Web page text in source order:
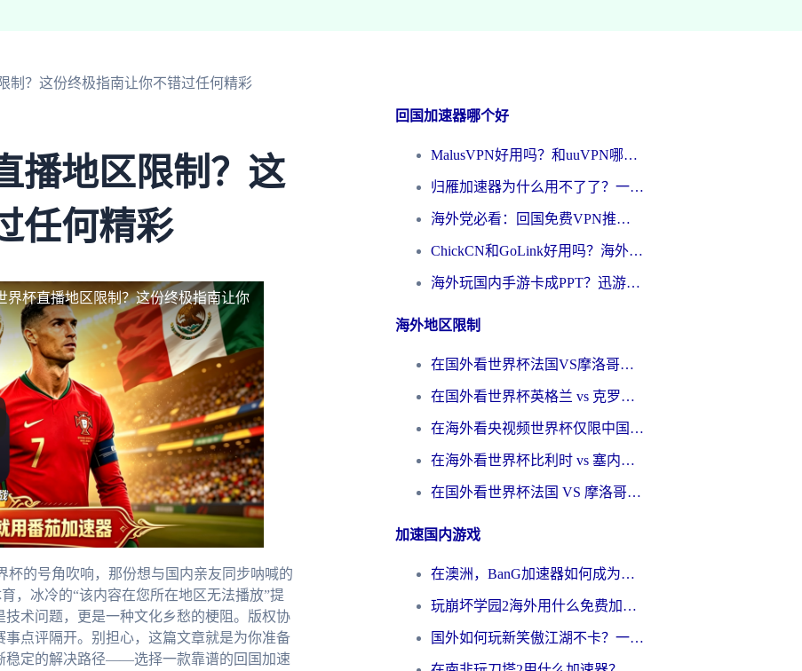
制？这份终极指南让你不错过任何精彩
播地区限制？这
任何精彩
界杯直播地区限制？这份终极指南让你
的号角吹响，那份想与国内亲友同步呐喊的
，冰冷的“该内容在您所在地区无法播放”提
术问题，更是一种文化乡愁的梗阻。版权协
点评隔开。别担心，这篇文章就是为你准备
稳定的解决路径——选择一款靠谱的回国加速
回国加速器哪个好
MalusVPN好用吗？和uuVPN哪个好？海外党无缝访问国内资源的真实对比与选择指南
归雁加速器为什么用不了了？一位海外游子的真实困惑与技术解答
海外党必看：回国免费VPN推荐？别踩坑！教你选对加速器无缝刷国内资源
ChickCN和GoLink好用吗？海外党如何选对回国加速器
海外玩国内手游卡成PPT？迅游和奇游手游哪个好？一篇讲透回国加速器怎么选
海外地区限制
在国外看世界杯法国VS摩洛哥地区限制？这篇指南让你流畅看中文解说无压力
在国外看世界杯英格兰 vs 克罗地亚当前地区不可播放？这篇指南帮你搞定所有海外观赛难题
在海外看央视频世界杯仅限中国大陆？这篇指南帮你解锁中文解说+无卡顿直播
在海外看世界杯比利时 vs 塞内加尔仅限中国大陆？我找到了最流畅的中文解说之路
在国外看世界杯法国 VS 摩洛哥仅限中国大陆？海外党这样看中文解说赛事不卡顿
加速国内游戏
在澳洲，BanG加速器如何成为你国服游戏的“时光机”？
玩崩坏学园2海外用什么免费加速器好？2026海外党亲测国服游戏加速指南
国外如何玩新笑傲江湖不卡？一份给海外游子的终极网络指南